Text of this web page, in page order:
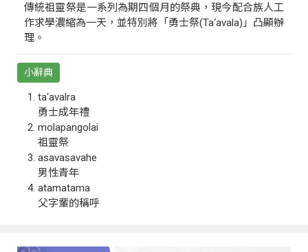
傳統祖靈祭是一系列為期四個月的祭典，現今配合族人工
作求學濃縮為一天，並特別將「勇士祭(Ta‘avala)」凸顯辦
理。
小辭典
ta‘avalra
勇士成年禮
molapangolai
祖靈祭
asavasavahe
男性青年
atamatama
父字輩的稱呼